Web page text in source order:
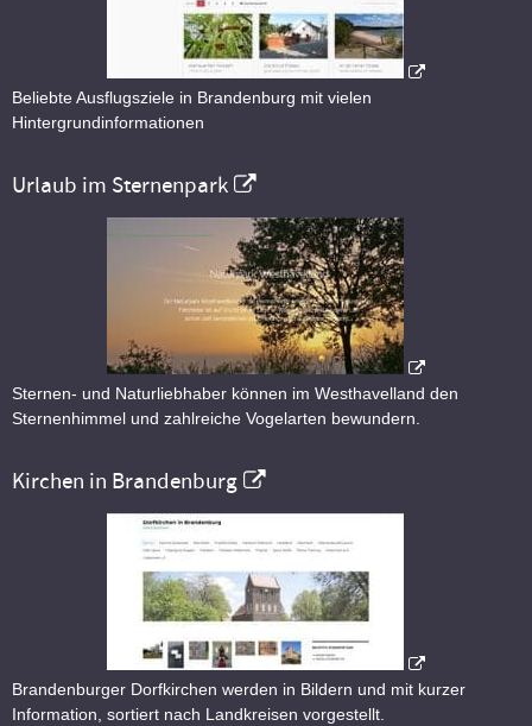
Beliebte Ausflugsziele in Brandenburg mit vielen
Hintergrundinformationen
Urlaub im Sternenpark
Sternen- und Naturliebhaber können im Westhavelland den
Sternenhimmel und zahlreiche Vogelarten bewundern.
Kirchen in Brandenburg
Brandenburger Dorfkirchen werden in Bildern und mit kurzer
Information, sortiert nach Landkreisen vorgestellt.